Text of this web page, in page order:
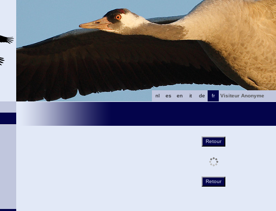
fr
de
it
en
es
nl
Visiteur Anonyme